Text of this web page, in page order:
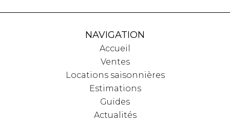
NAVIGATION
Accueil
Ventes
Locations saisonnières
Estimations
Guides
Actualités